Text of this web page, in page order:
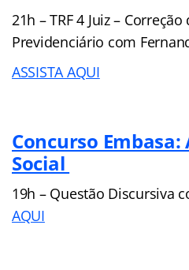
21h –TRF 4 Juiz –
Previdenciário com
ASSISTA AQUI
Concurso
Social
19h – Questão Discursiva
AQUI